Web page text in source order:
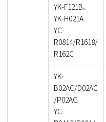
YK-F121B、
YK-H021A
YC-
R0814/R1618/
R162C
YK-
B02AC/D02AC
/P02AG
YC-